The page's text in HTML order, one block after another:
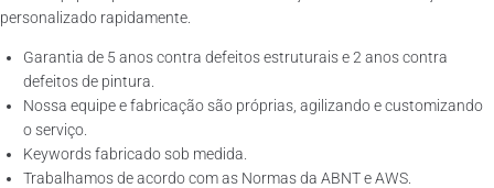
personalizado rapidamente.
Garantia de 5 anos contra defeitos estruturais e 2 anos contra
defeitos de pintura.
Nossa equipe e fabricação são próprias, agilizando e customizando
o serviço.
Keywords fabricado sob medida.
Trabalhamos de acordo com as Normas da ABNT e AWS.